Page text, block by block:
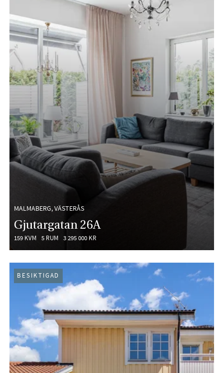
MALMABERG, VÄSTERÅS
Gjutargatan 26A
159 KVM 5 RUM 3 295 000 KR
BESIKTIGAD